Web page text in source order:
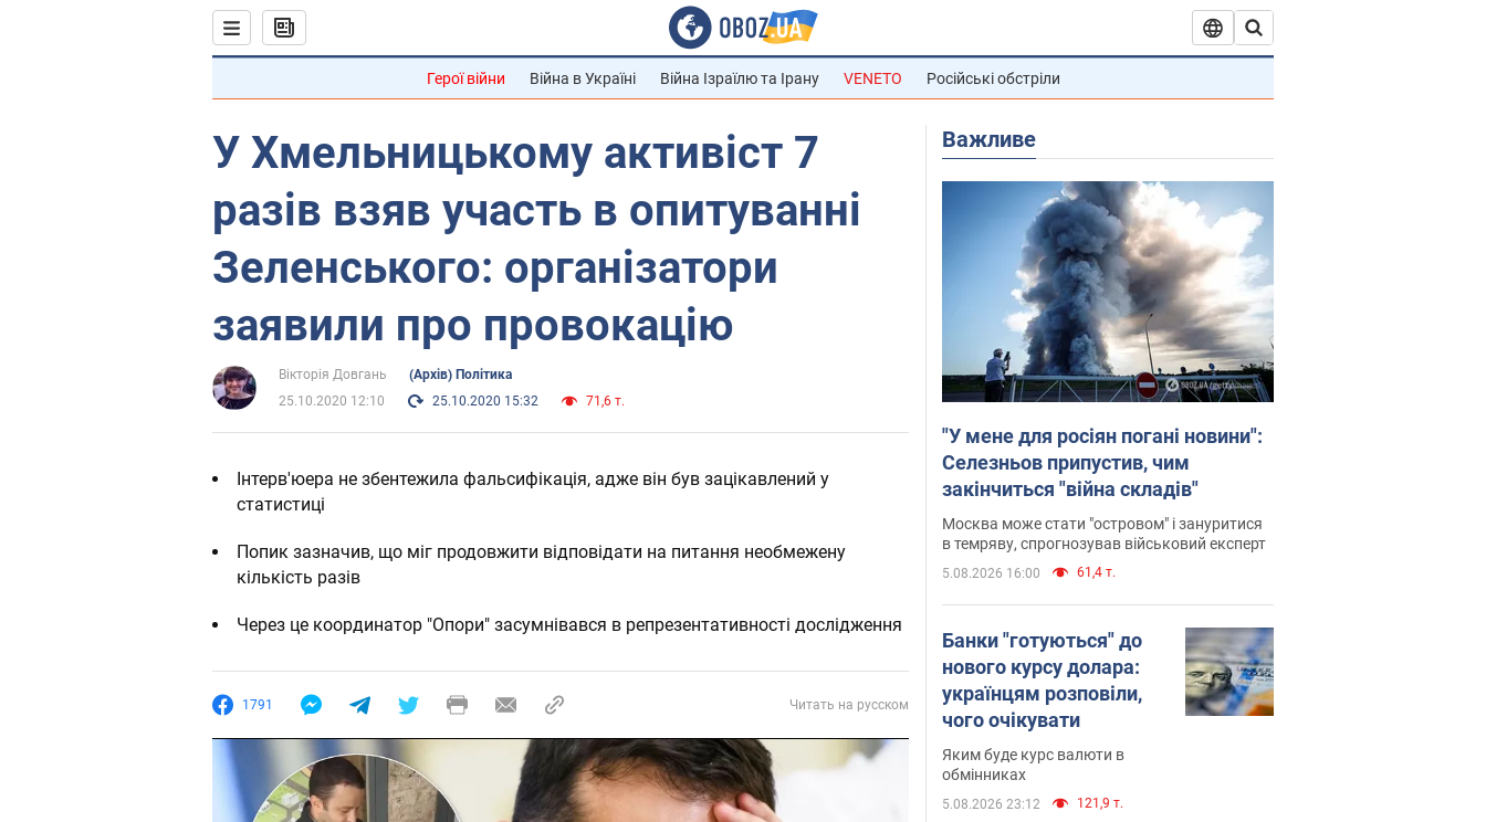
Герої війни Війна в Україні Війна Ізраїлю та Ірану VENETO Російські обстріли
У Хмельницькому активіст 7
разів взяв участь в опитуванні
Зеленського: організатори
заявили про провокацію
Вікторія Довгань
(Архів) Політика
25.10.2020 12:10
25.10.2020 15:32 71,6 т.
Інтерв'юера не збентежила фальсифікація, адже він був зацікавлений у
статистиці
Попик зазначив, що міг продовжити відповідати на питання необмежену
кількість разів
Через це координатор "Опори" засумнівався в репрезентативності дослідження
1791 Читать на русском
Важливе
"У мене для росіян погані новини":
Селезньов припустив, чим
закінчиться "війна складів"
Москва може стати "островом" і зануритися
в темряву, спрогнозував військовий експерт
5.08.2026 16:00 61,4 т.
Банки "готуються" до
нового курсу долара:
українцям розповіли,
чого очікувати
Яким буде курс валюти в
обмінниках
5.08.2026 23:12 121,9 т.